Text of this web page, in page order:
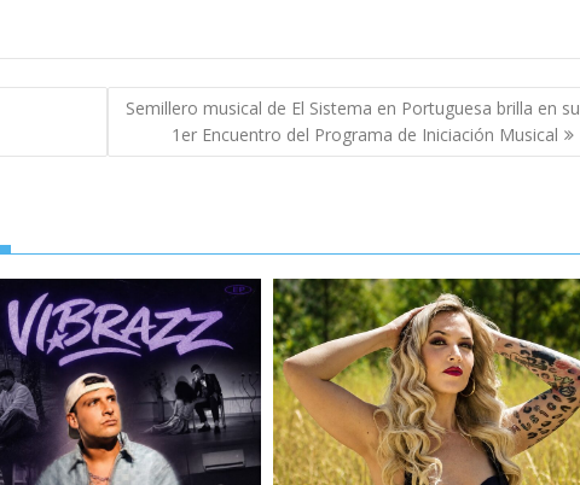
Semillero musical de El Sistema en Portuguesa brilla en su
1er Encuentro del Programa de Iniciación Musical